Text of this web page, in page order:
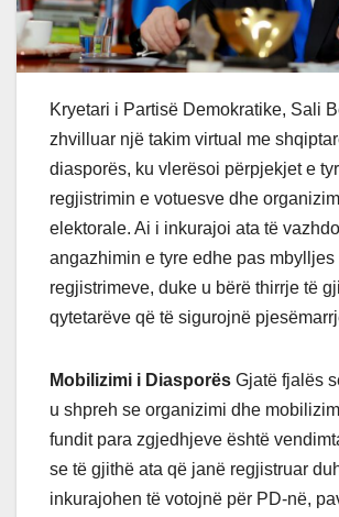
Kryetari i Partisë Demokratike, Sali
zhvilluar një takim virtual me
diasporës, ku vlerësoi përpjekjet e
regjistrimin e votuesve dhe
elektorale. Ai i inkurajoi ata të
angazhimin e tyre edhe pas mbylljes
regjistrimeve, duke u bërë thirrje të
qytetarëve që të sigurojnë
Mobilizimi i Diasporës Gjatë fjalës
u shpreh se organizimi dhe
fundit para zgjedhjeve është
se të gjithë ata që janë regjistruar
inkurajohen të votojnë për PD-në,